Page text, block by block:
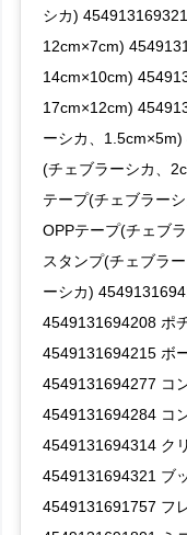
シカ)
12cm×7cm)
14cm×10cm)
17cm×12cm)
ーシカ、
(チェブラーシカ、
テープ(チェブラー
OPPテープ(チェブ
スタンプ(チェブラ
ーシカ)
4549131694208 ポ
4549131694215 ボ
4549131694277 コ
4549131694284 コ
4549131694314 ク
4549131694321 ブ
4549131691757 フ